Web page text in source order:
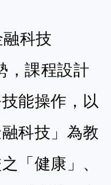
科技
，課程設計
能操作，以
科技」為教
「 健康 」、